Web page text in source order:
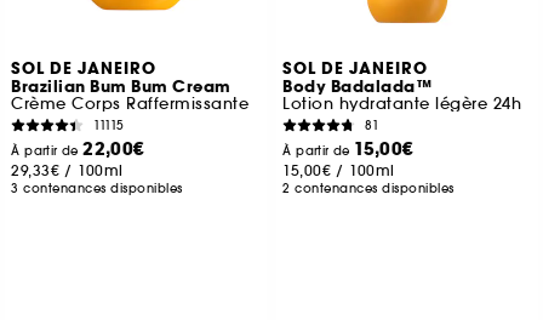
SOL DE JANEIRO
Brazilian Bum Bum Cream
Crème Corps Raffermissante
11115
À partir de22,00€
29,33€ / 100ml
3 contenances disponibles
SOL DE JANEIRO
Body Badalada™
Lotion hydratante légère 24h
81
À partir de 15,00€
15,00€ / 100ml
2 contenances disponibles